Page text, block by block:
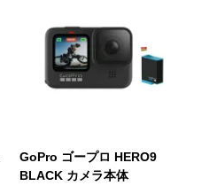
GoPro ゴープロ HERO9
BLACK カメラ本体